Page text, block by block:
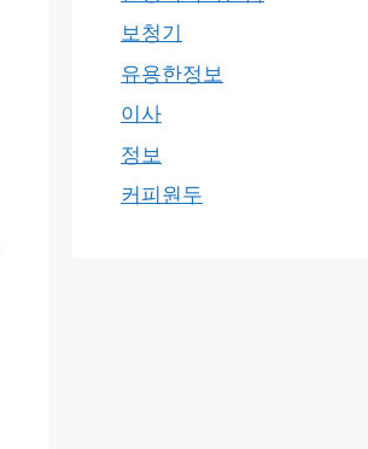
보청기
유용한정보
이사
정보
커피원두